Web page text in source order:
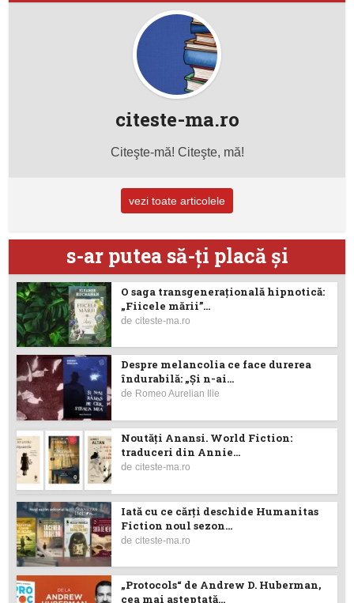
citeste-ma.ro
Citeşte-mă! Citeşte, mă!
vezi toate articolele
s-ar putea să-ţi placă şi
O saga transgenerațională hipnotică:
„Fiicele mării”...
deciteste-ma.ro
Despre melancolia ce face durerea
îndurabilă: „Și n-ai...
de Romeo Aurelian Ilie
Noutăţi Anansi. World Fiction:
traduceri din Annie...
deciteste-ma.ro
Iată cu ce cărţi deschide Humanitas
Fiction noul sezon...
deciteste-ma.ro
„Protocols“ de Andrew D. Huberman,
cea mai așteptată...